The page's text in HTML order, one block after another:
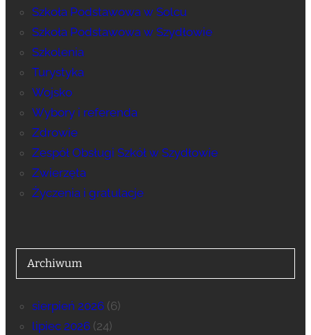
Szkoła Podstawowa w Solcu
Szkoła Podstawowa w Szydłowie
Szkolenia
Turystyka
Wojsko
Wybory i referenda
Zdrowie
Zespół Obsługi Szkół w Szydłowie
Zwierzęta
Życzenia i gratulacje
Archiwum
sierpień 2026(6)
lipiec 2026(24)